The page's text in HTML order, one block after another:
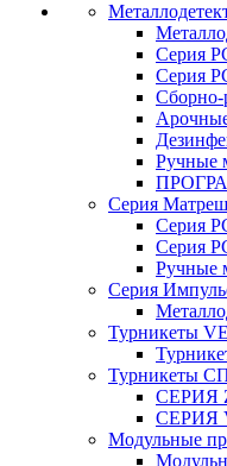
Серия
Серия
Ручные
Серия
Серия
Серия
Ручные
Серия
Турникеты
Турникеты
СЕРИЯ
СЕРИЯ
Модульные